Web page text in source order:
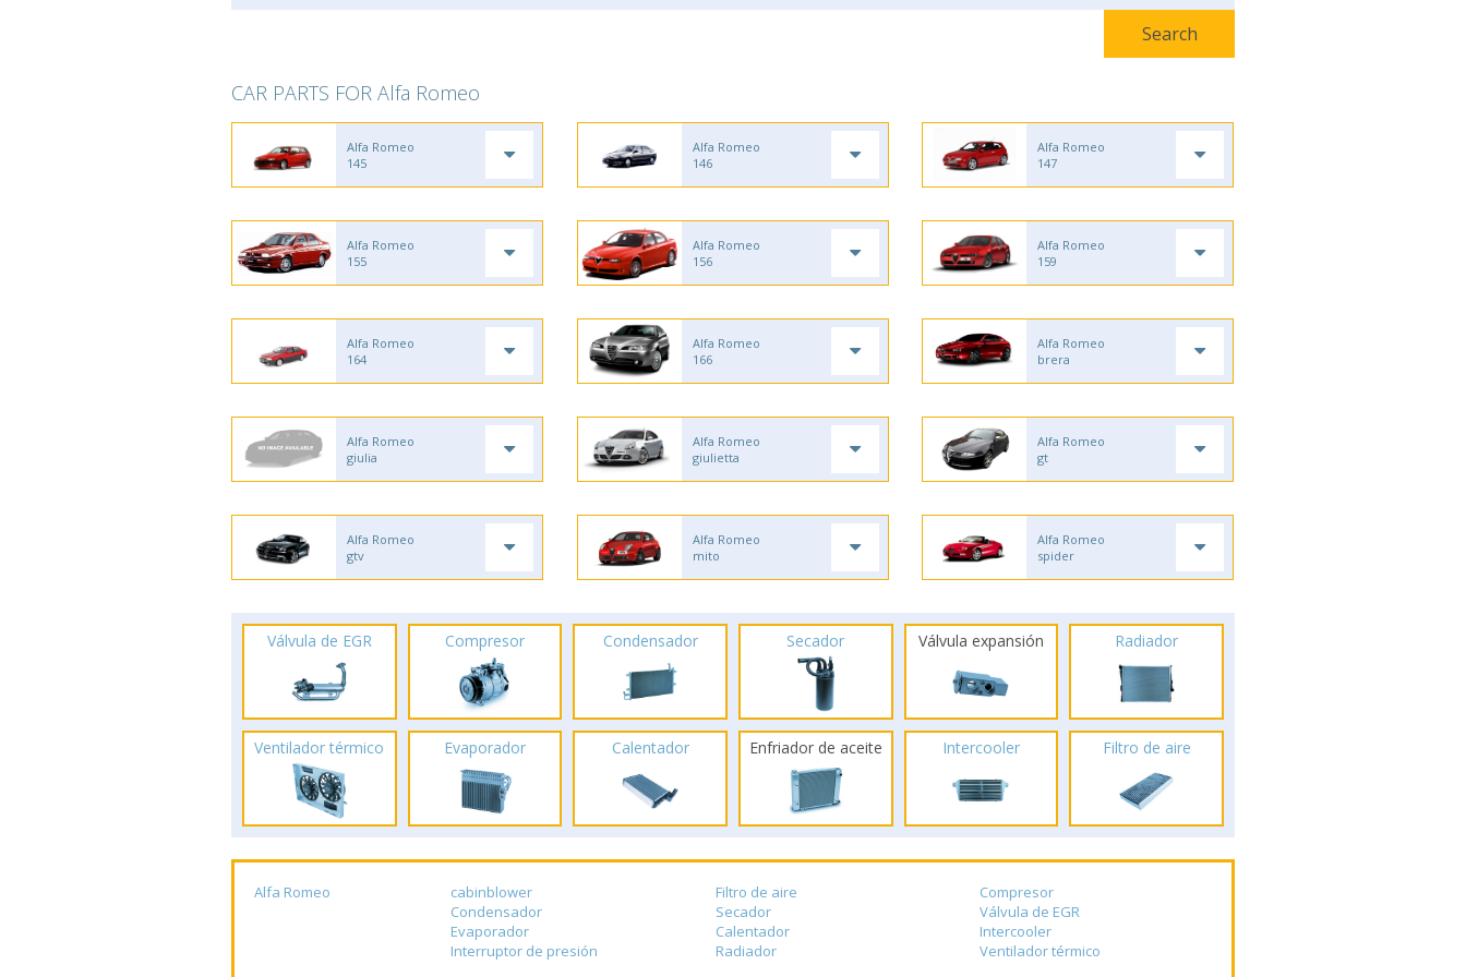
CAR PARTS FOR Alfa Romeo
Alfa Romeo
145
Alfa Romeo
146
Alfa Romeo
147
Alfa Romeo
155
Alfa Romeo
156
Alfa Romeo
159
Alfa Romeo
164
Alfa Romeo
166
Alfa Romeo
brera
Alfa Romeo
giulia
Alfa Romeo
giulietta
Alfa Romeo
gt
Alfa Romeo
gtv
Alfa Romeo
mito
Alfa Romeo
spider
Válvula de EGR Compresor Condensador Secador Válvula expansión Radiador
Ventilador térmico Evaporador Calentador Enfriador de aceite Intercooler Filtro de aire
Alfa Romeo cabinblower Filtro de aire
Compresor
Condensador
Secador
Válvula de EGR
Evaporador
Calentador
Intercooler
Interruptor de presión
Radiador Ventilador térmico